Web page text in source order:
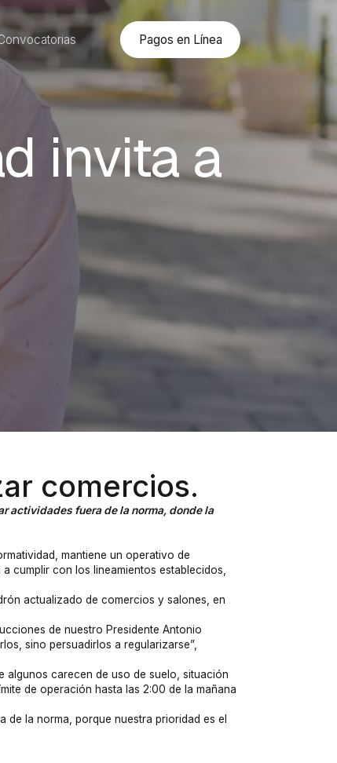
Pagos en Línea
invita a
comercios.
actividades fuera de la norma, donde la
mantiene un operativo de
cumplir con los lineamientos establecidos,
actualizado de comercios y salones, en
de nuestro Presidente Antonio
sino persuadirlos a regularizarse”,
algunos carecen de uso de suelo, situación
de operación hasta las 2:00 de la mañana
la norma, porque nuestra prioridad es el